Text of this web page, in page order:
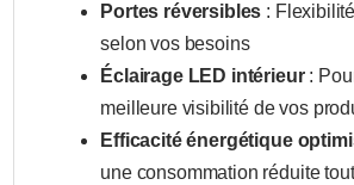
Portes réversibles :
selon vos besoins
Éclairage LED intérieur:
meilleure visibilité de vos
Efficacité énergétique
une consommation réduite